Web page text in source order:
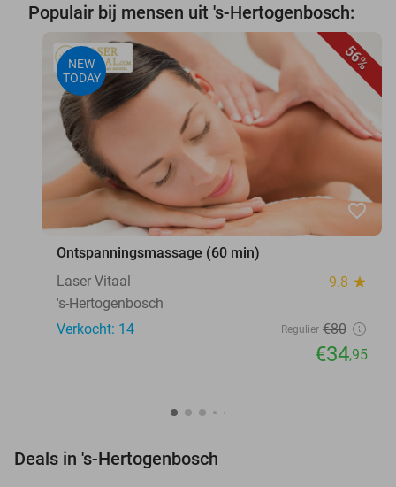
Populair bij mensen uit 's-Hertogenbosch:
56%
NEW
TODAY
favorite_border
Ontspanningsmassage (60 min)
Laser Vitaal
9.8 star
's-Hertogenbosch
Verkocht: 14
Regulier €80
€34,95
Deals in 's-Hertogenbosch